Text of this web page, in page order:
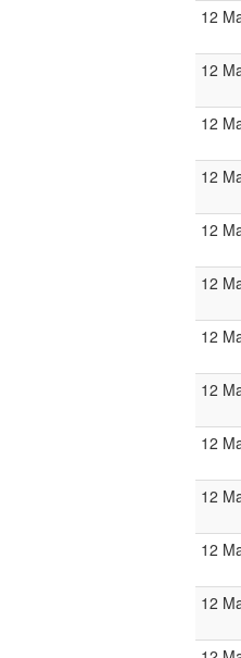
12
12
12
12
12
12
12
12
12
12
12
12